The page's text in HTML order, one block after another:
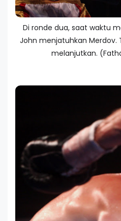
Di ronde dua, saat waktu
John menjatuhkan
melanjutkan.